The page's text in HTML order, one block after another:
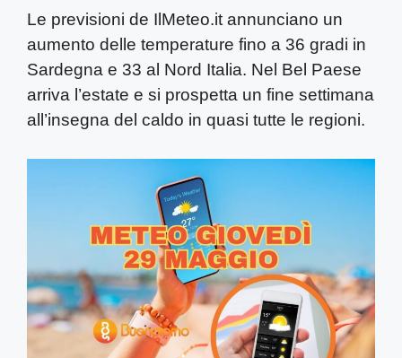
Le previsioni de IlMeteo.it annunciano un
aumento delle temperature fino a 36 gradi in
Sardegna e 33 al Nord Italia. Nel Bel Paese
arriva l’estate e si prospetta un fine settimana
all’insegna del caldo in quasi tutte le regioni.